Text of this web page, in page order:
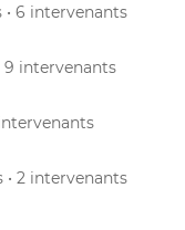
• 6 intervenants
9 intervenants
• 2 intervenants